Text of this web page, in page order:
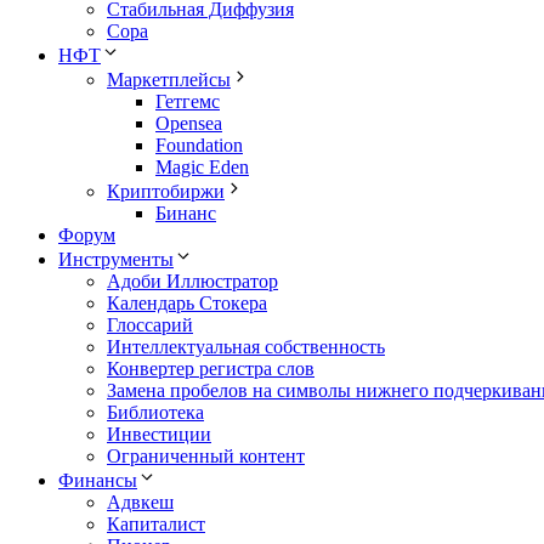
Стабильная Диффузия
Сора
НФТ
Маркетплейсы
Гетгемс
Opensea
Foundation
Magic Eden
Криптобиржи
Бинанс
Форум
Инструменты
Адоби Иллюстратор
Календарь Стокера
Глоссарий
Интеллектуальная собственность
Конвертер регистра слов
Замена пробелов на символы нижнего
Библиотека
Инвестиции
Ограниченный контент
Финансы
Адвкеш
Капиталист